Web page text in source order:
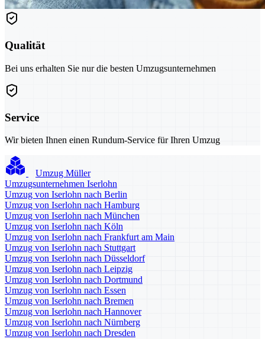
Qualität
Bei uns erhalten Sie nur die besten Umzugsunternehmen
Service
Wir bieten Ihnen einen Rundum-Service für Ihren Umzug
Umzug Müller
Umzugsunternehmen Iserlohn
Umzug von Iserlohn nach Berlin
Umzug von Iserlohn nach Hamburg
Umzug von Iserlohn nach München
Umzug von Iserlohn nach Köln
Umzug von Iserlohn nach Frankfurt am Main
Umzug von Iserlohn nach Stuttgart
Umzug von Iserlohn nach Düsseldorf
Umzug von Iserlohn nach Leipzig
Umzug von Iserlohn nach Dortmund
Umzug von Iserlohn nach Essen
Umzug von Iserlohn nach Bremen
Umzug von Iserlohn nach Hannover
Umzug von Iserlohn nach Nürnberg
Umzug von Iserlohn nach Dresden